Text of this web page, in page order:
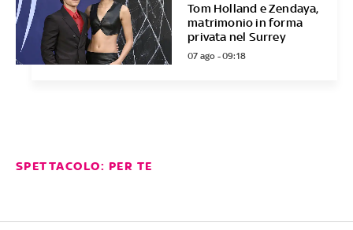
Tom Holland e Zendaya,
matrimonio in forma
privata nel Surrey
07 ago - 09:18
SPETTACOLO: PER TE